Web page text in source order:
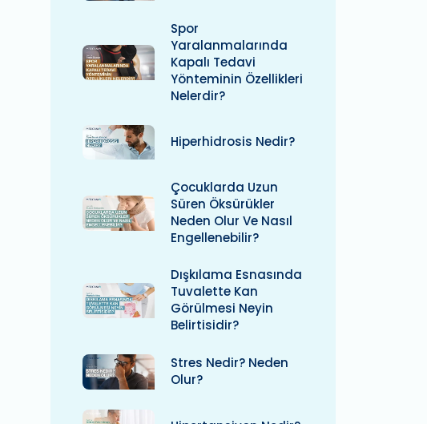
Spor
Yaralanmalarında
Kapalı Tedavi
Yönteminin Özellikleri
Nelerdir?
Hiperhidrosis Nedir?
Çocuklarda Uzun
Süren Öksürükler
Neden Olur Ve Nasıl
Engellenebilir?
Dışkılama Esnasında
Tuvalette Kan
Görülmesi Neyin
Belirtisidir?
Stres Nedir? Neden
Olur?